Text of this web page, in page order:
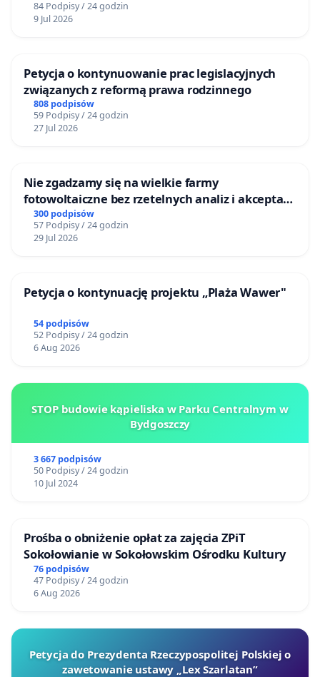
84 Podpisy / 24 godzin
9 Jul 2026
Petycja o kontynuowanie prac legislacyjnych
związanych z reformą prawa rodzinnego
808 podpisów
59 Podpisy / 24 godzin
27 Jul 2026
Nie zgadzamy się na wielkie farmy
fotowoltaiczne bez rzetelnych analiz i akceptacji
mieszkańców
300 podpisów
57 Podpisy / 24 godzin
29 Jul 2026
Petycja o kontynuację projektu „Plaża Wawer"
54 podpisów
52 Podpisy / 24 godzin
6 Aug 2026
STOP budowie kąpieliska w Parku Centralnym w
Bydgoszczy
3 667 podpisów
50 Podpisy / 24 godzin
10 Jul 2024
Prośba o obniżenie opłat za zajęcia ZPiT
Sokołowianie w Sokołowskim Ośrodku Kultury
76 podpisów
47 Podpisy / 24 godzin
6 Aug 2026
Petycja do Prezydenta Rzeczypospolitej Polskiej o
zawetowanie ustawy „Lex Szarlatan”